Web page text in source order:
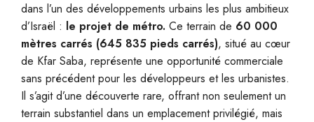
dans l’un des développements urbains les plus ambitieux
d’Israël : le projet de métro. Ce terrain de 60 000
mètres carrés (645 835 pieds carrés), situé au cœur
de Kfar Saba, représente une opportunité commerciale
sans précédent pour les développeurs et les urbanistes.
Il s’agit d’une découverte rare, offrant non seulement un
terrain substantiel dans un emplacement privilégié, mais